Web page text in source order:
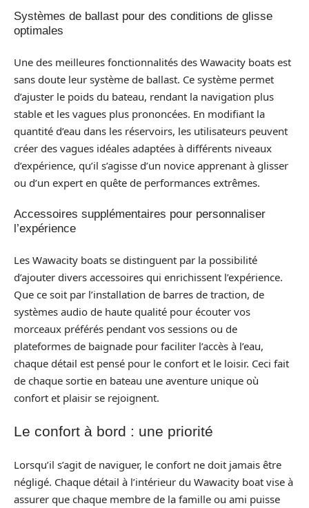
Systèmes de ballast pour des conditions de glisse
optimales
Une des meilleures fonctionnalités des Wawacity boats est
sans doute leur système de ballast. Ce système permet
d’ajuster le poids du bateau, rendant la navigation plus
stable et les vagues plus prononcées. En modifiant la
quantité d’eau dans les réservoirs, les utilisateurs peuvent
créer des vagues idéales adaptées à différents niveaux
d’expérience, qu’il s’agisse d’un novice apprenant à glisser
ou d’un expert en quête de performances extrêmes.
Accessoires supplémentaires pour personnaliser
l’expérience
Les Wawacity boats se distinguent par la possibilité
d’ajouter divers accessoires qui enrichissent l’expérience.
Que ce soit par l’installation de barres de traction, de
systèmes audio de haute qualité pour écouter vos
morceaux préférés pendant vos sessions ou de
plateformes de baignade pour faciliter l’accès à l’eau,
chaque détail est pensé pour le confort et le loisir. Ceci fait
de chaque sortie en bateau une aventure unique où
confort et plaisir se rejoignent.
Le confort à bord : une priorité
Lorsqu’il s’agit de naviguer, le confort ne doit jamais être
négligé. Chaque détail à l’intérieur du Wawacity boat vise à
assurer que chaque membre de la famille ou ami puisse